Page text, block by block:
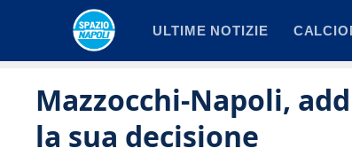
ULTIME NOTIZIE
Mazzocchi-Napoli,
la sua decisione